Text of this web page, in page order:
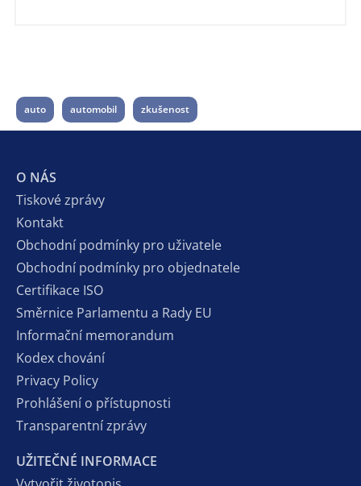
auto automobil zkušenost
O NÁS
Tiskové zprávy
Kontakt
Obchodní podmínky pro uživatele
Obchodní podmínky pro objednatele
Certifikace ISO
Směrnice Parlamentu a Rady EU
Informační memorandum
Kodex chování
Privacy Policy
Prohlášení o přístupnosti
Transparentní zprávy
UŽITEČNÉ INFORMACE